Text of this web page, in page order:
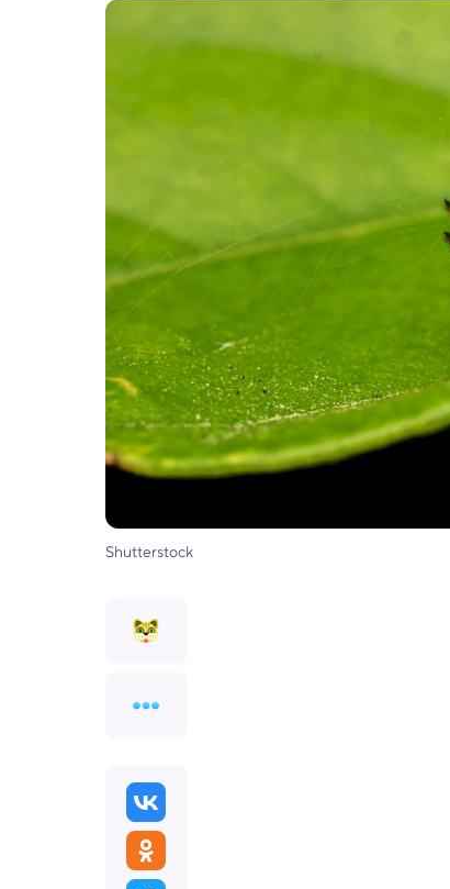
Shutterstock